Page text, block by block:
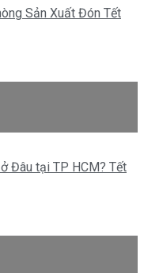
Sản Xuất Đón Tết
Đâu tại TP HCM? Tết